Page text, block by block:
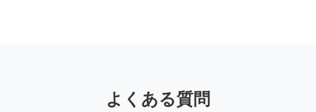
よくある質問